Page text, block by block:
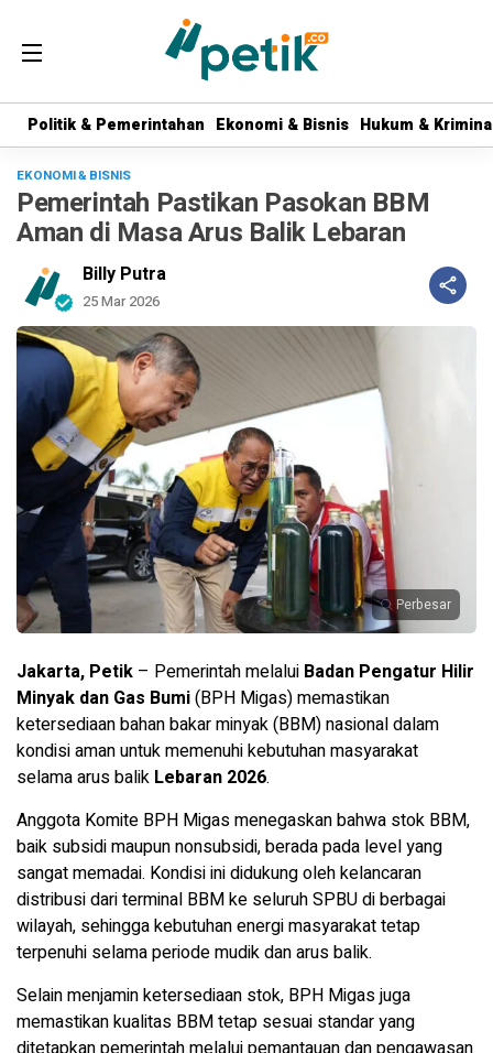
Politik & Pemerintahan Ekonomi & Bisnis Hukum &
Politik & Pemerintahan Ekonomi & Bisnis Hukum &
EKONOMI & BISNIS
Pemerintah Pastikan Pasokan BBM
Aman di Masa Arus Balik Lebaran
Billy Putra
25 Mar 2026
Perbesar
Jakarta, Petik – Pemerintah melalui Badan Pengatur Hilir
Minyak dan Gas Bumi(BPH Migas) memastikan
ketersediaan bahan bakar minyak (BBM) nasional dalam
kondisi aman untuk memenuhi kebutuhan masyarakat
selama arus balik Lebaran 2026.
Anggota Komite BPH Migas menegaskan bahwa stok BBM,
baik subsidi maupun nonsubsidi, berada pada level yang
sangat memadai. Kondisi ini didukung oleh kelancaran
distribusi dari terminal BBM ke seluruh SPBU di berbagai
wilayah, sehingga kebutuhan energi masyarakat tetap
terpenuhi selama periode mudik dan arus balik.
Selain menjamin ketersediaan stok, BPH Migas juga
memastikan kualitas BBM tetap sesuai standar yang